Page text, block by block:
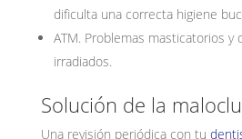
dificulta una correcta higiene
ATM. Problemas masticatorios y
irradiados.
Solución de la
Una revisión periódica con tu